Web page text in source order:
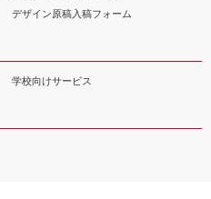
デザイン原稿入稿フォーム
学校向けサービス